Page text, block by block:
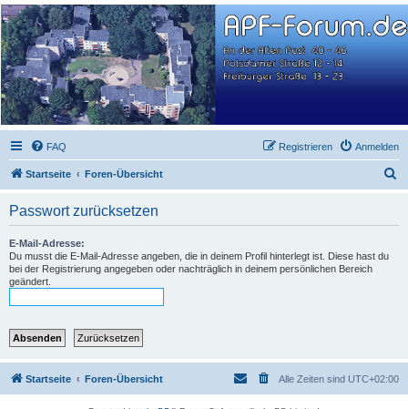
APF-Forum.de
WEG: An der Alten Post 40-46, Potsdamer Str. 12-14, Freiburger Str. 13-23
FAQ Anmelden
Registrieren
Startseite Foren-Übersicht
Passwort zurücksetzen
E-Mail-Adresse:
Du musst die E-Mail-Adresse angeben, die in deinem Profil hinterlegt ist. Diese hast du
bei der Registrierung angegeben oder nachträglich in deinem persönlichen Bereich
geändert.
Startseite Foren-Übersicht Alle Zeiten sind UTC+02:00